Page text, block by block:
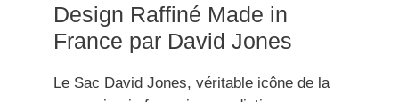
Design Raffiné Made in
France par David Jones
Le Sac David Jones, véritable icône de la